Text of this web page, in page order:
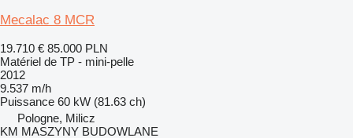
Mecalac 8 MCR
19.710 € 85.000 PLN
Matériel de TP - mini-pelle
2012
9.537 m/h
Puissance 60 kW (81.63 ch)
Pologne, Milicz
KM MASZYNY BUDOWLANE